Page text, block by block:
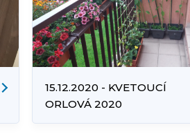
15.12.2020 - KVETOUCÍ
ORLOVÁ 2020